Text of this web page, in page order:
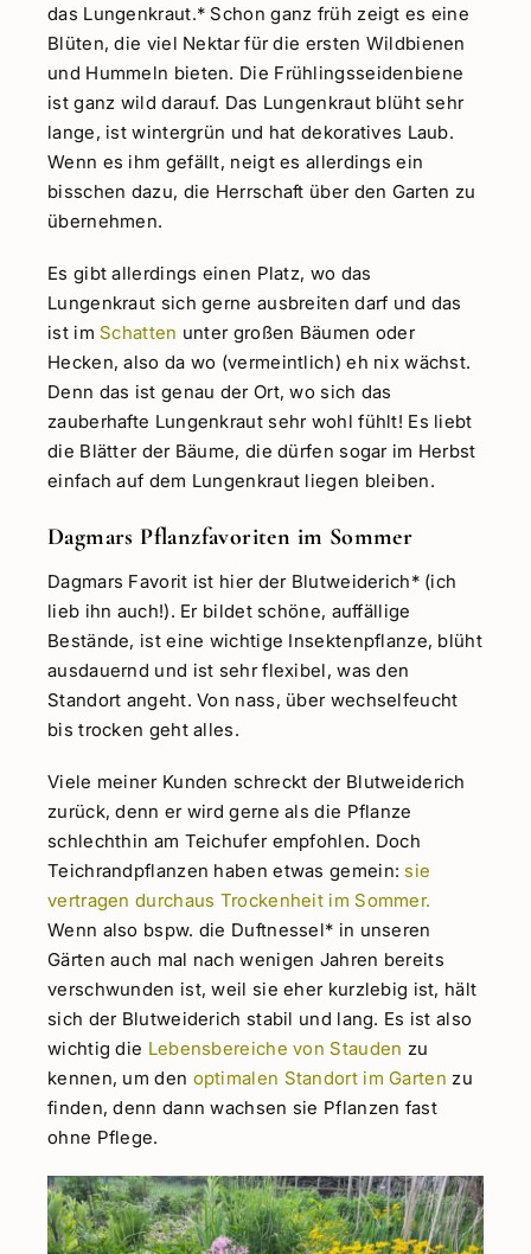
das Lungenkraut.* Schon ganz früh zeigt es eine
Blüten, die viel Nektar für die ersten Wildbienen
und Hummeln bieten. Die Frühlingsseidenbiene
ist ganz wild darauf. Das Lungenkraut blüht sehr
lange, ist wintergrün und hat dekoratives Laub.
Wenn es ihm gefällt, neigt es allerdings ein
bisschen dazu, die Herrschaft über den Garten zu
übernehmen.
Es gibt allerdings einen Platz, wo das
Lungenkraut sich gerne ausbreiten darf und das
ist imSchatten unter großen Bäumen oder
Hecken, also da wo (vermeintlich) eh nix wächst.
Denn das ist genau der Ort, wo sich das
zauberhafte Lungenkraut sehr wohl fühlt! Es liebt
die Blätter der Bäume, die dürfen sogar im Herbst
einfach auf dem Lungenkraut liegen bleiben.
Dagmars Pflanzfavoriten im Sommer
Dagmars Favorit ist hier der Blutweiderich* (ich
lieb ihn auch!). Er bildet schöne, auffällige
Bestände, ist eine wichtige Insektenpflanze, blüht
ausdauernd und ist sehr flexibel, was den
Standort angeht. Von nass, über wechselfeucht
bis trocken geht alles.
Viele meiner Kunden schreckt der Blutweiderich
zurück, denn er wird gerne als die Pflanze
schlechthin am Teichufer empfohlen. Doch
Teichrandpflanzen haben etwas gemein:sie
vertragen durchaus Trockenheit im Sommer.
Wenn also bspw. die Duftnessel* in unseren
Gärten auch mal nach wenigen Jahren bereits
verschwunden ist, weil sie eher kurzlebig ist, hält
sich der Blutweiderich stabil und lang. Es ist also
wichtig die Lebensbereiche von Stauden zu
kennen, um den optimalen Standort im Garten zu
finden, denn dann wachsen sie Pflanzen fast
ohne Pflege.